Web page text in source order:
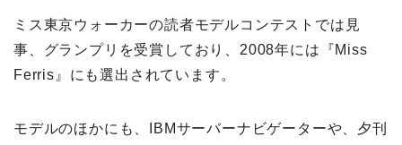
ミス東京ウォーカーの読者モデルコンテストでは見
事、グランプリを受賞しており、2008年には『Miss
Ferris』にも選出されています。
モデルのほかにも、IBMサーバーナビゲーターや、夕刊